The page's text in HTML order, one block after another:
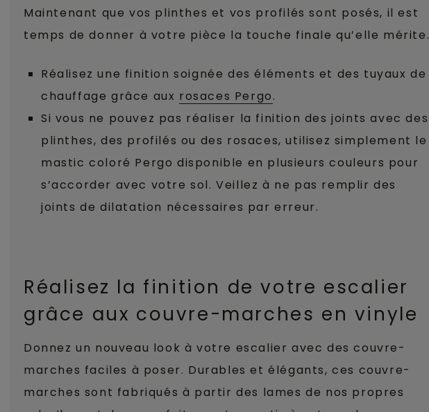
Maintenant que vos plinthes et vos profilés sont posés, il est
temps de donner à votre pièce la touche finale qu’elle mérite.
Réalisez une finition soignée des éléments et des tuyaux de
chauffage grâce aux rosaces Pergo.
Si vous ne pouvez pas réaliser la finition des joints avec des
plinthes, des profilés ou des rosaces, utilisez simplement le
mastic coloré Pergo disponible en plusieurs couleurs pour
s’accorder avec votre sol. Veillez à ne pas remplir des
joints de dilatation nécessaires par erreur.
Réalisez la finition de votre escalier
grâce aux couvre-marches en vinyle
Donnez un nouveau look à votre escalier avec des couvre-
marches faciles à poser. Durables et élégants, ces couvre-
marches sont fabriqués à partir des lames de nos propres